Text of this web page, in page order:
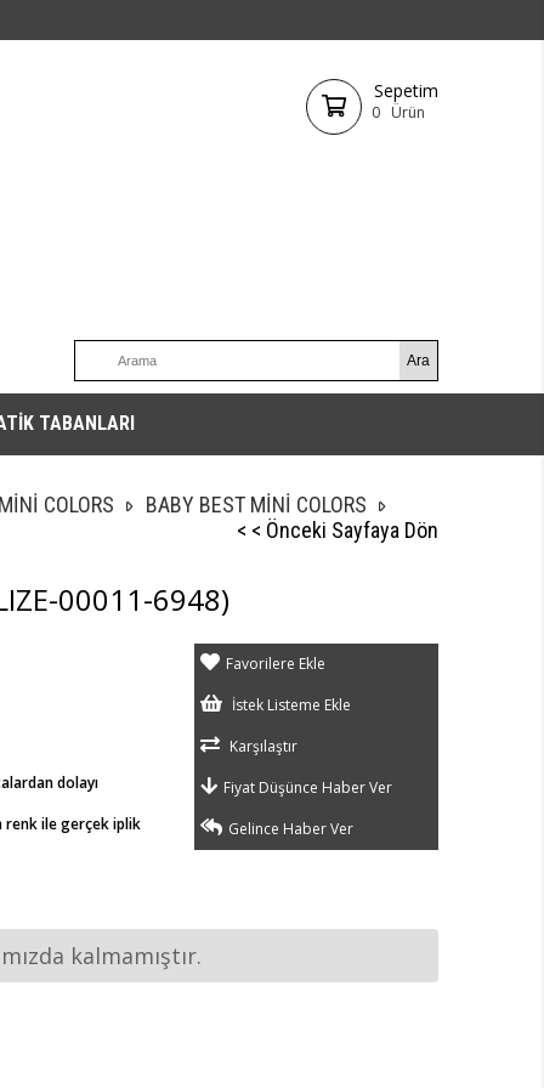
Sepetim
0 Ürün
TABANLARI
COLORS
BABY BEST MİNİ COLORS
< < Önceki Sayfaya Dön
00011-6948)
dolayı
renk ile gerçek iplik
Favorilere Ekle
İstek Listeme Ekle
Karşılaştır
Fiyat Düşünce Haber Ver
Gelince Haber Ver
kalmamıştır.